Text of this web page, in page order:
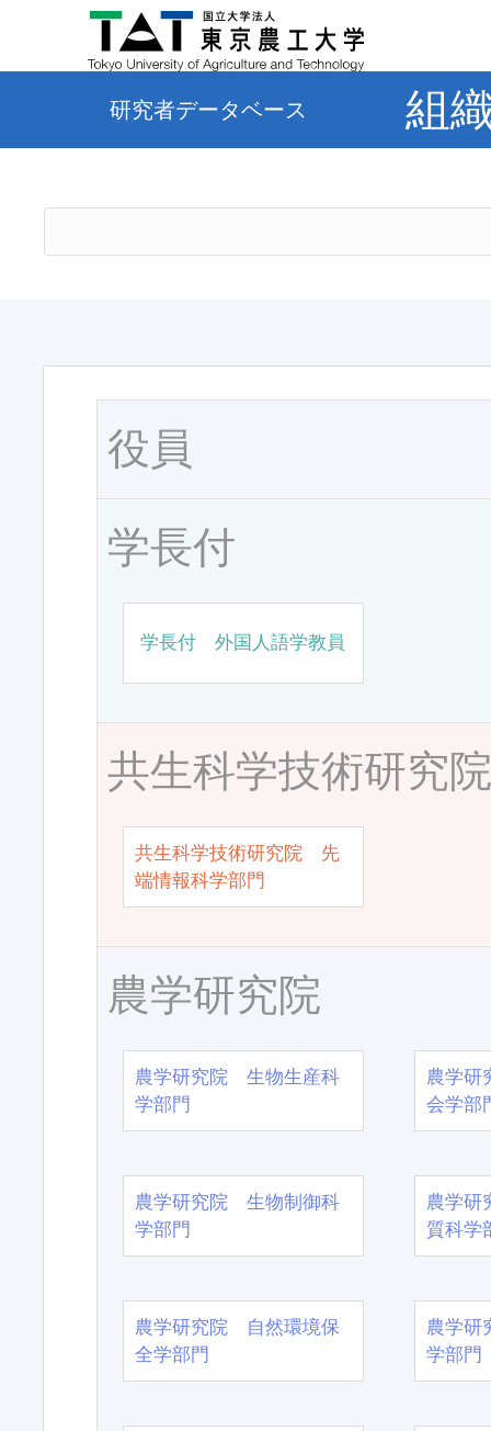
研究者データベース 組
役員
学長付
学長付 外国人語学教員
共生科学技術研究
共生科学技術研究院 先
端情報科学部門
農学研究院
農学研究院 生物生産科
学部門
農学
会学部
農学研究院 生物制御科
学部門
農学
質科学
農学研究院 自然環境保
全学部門
農学
学部門